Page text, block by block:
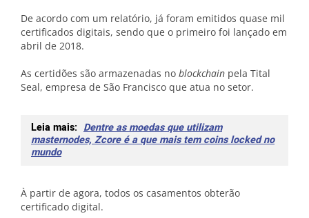
De acordo com um relatório, já foram emitidos quase mil
certificados digitais, sendo que o primeiro foi lançado em
abril de 2018.
As certidões são armazenadas no blockchain pela Tital
Seal, empresa de São Francisco que atua no setor.
Leia mais: Dentre as moedas que utilizam
masternodes, Zcore é a que mais tem coins locked no
mundo
À partir de agora, todos os casamentos obterão
certificado digital.